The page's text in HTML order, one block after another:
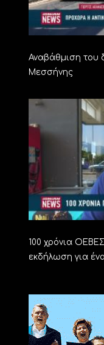
Αναβάθμιση του
Μεσσήνης
100 χρόνια
εκδήλωση για